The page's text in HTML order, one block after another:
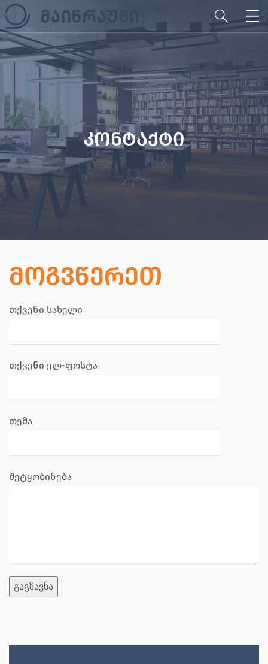
კონტაქტი
ᲛᲝᲒᲕᲬᲔᲠᲔᲗ
თქვენი სახელი
თქვენი ელ-ფოსტა
თემა
შეტყობინება